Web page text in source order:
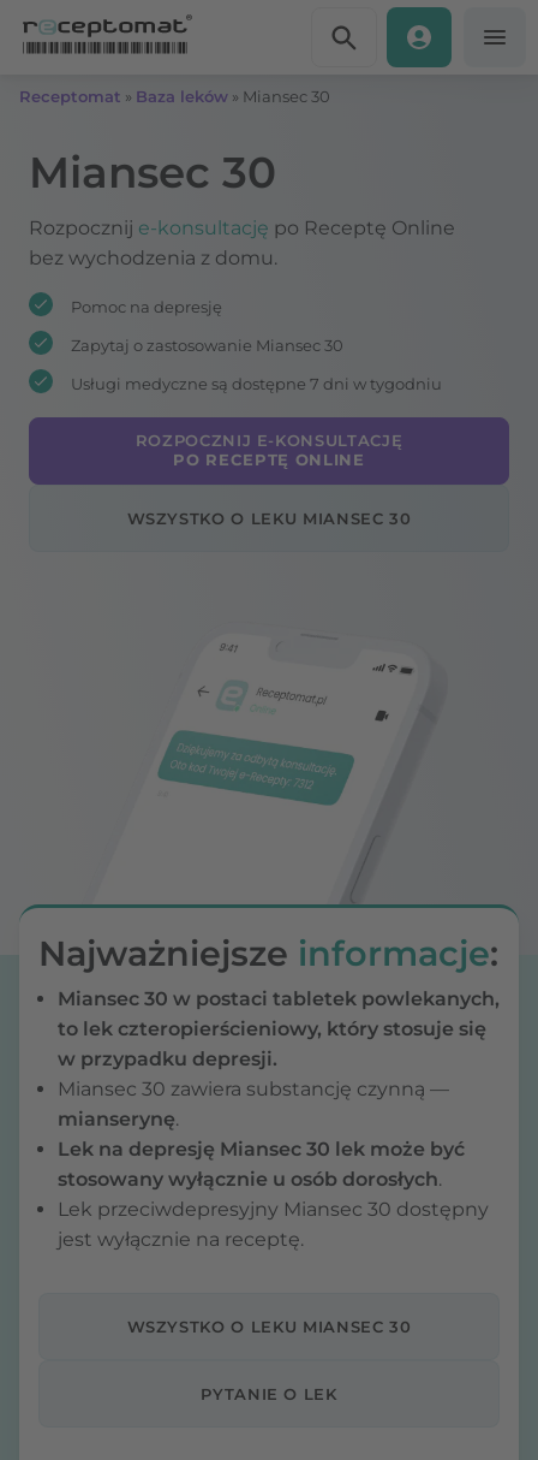
Receptomat » Baza leków » Miansec 30
Miansec 30
Rozpocznij e-konsultację po Receptę Online
bez wychodzenia z domu.
Pomoc na depresję
Zapytaj o zastosowanie Miansec 30
Usługi medyczne są dostępne 7 dni w tygodniu
ROZPOCZNIJ E-KONSULTACJĘ
PO RECEPTĘ ONLINE
WSZYSTKO O LEKU MIANSEC 30
Najważniejsze informacje:
Miansec 30 w postaci tabletek powlekanych,
to lek czteropierścieniowy, który stosuje się
w przypadku depresji.
Miansec 30 zawiera substancję czynną —
mianserynę.
Lek na depresję Miansec 30 lek może być
stosowany wyłącznie u osób dorosłych.
Lek przeciwdepresyjny Miansec 30 dostępny
jest wyłącznie na receptę.
WSZYSTKO O LEKU MIANSEC 30
PYTANIE O LEK